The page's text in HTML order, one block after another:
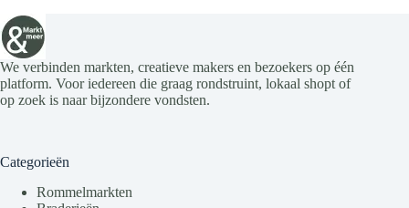
We verbinden markten, creatieve makers en bezoekers op één
platform. Voor iedereen die graag rondstruint, lokaal shopt of
op zoek is naar bijzondere vondsten.
Categorieën
Rommelmarkten